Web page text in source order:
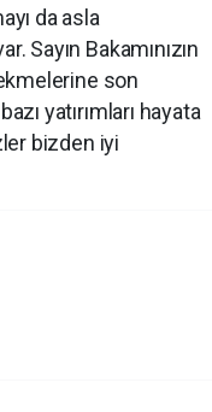
da asla
Sayın Bakamınızın
son
yatırımları hayata
bizden iyi